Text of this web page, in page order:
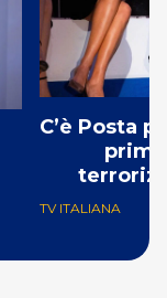
C’è Posta
TV ITALIANA